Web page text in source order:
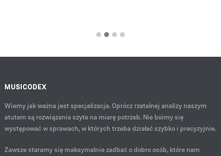
MUSICODEX
Wiemy jak ważna jest specjalizacja. Oprócz rzetelnej analizy naszym
atutem są rozwiązania szyte na miarę potrzeb. Nie boimy się
występować w sprawach, w których trzeba działać szybko i precyzyjnie.
Zawsze staramy się maksymalnie zadbać o dobro osób, które nam